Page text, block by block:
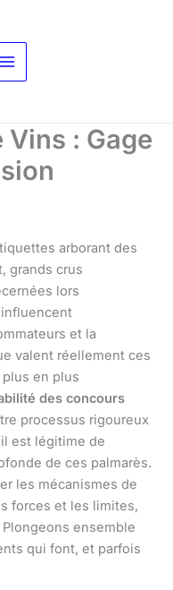
: Gage
arborant des
grands crus
lors
et la
valent réellement ces
en plus
des concours
processus rigoureux
est légitime de
de ces palmarès.
les mécanismes de
forces et les limites,
ensemble
qui font, et parfois